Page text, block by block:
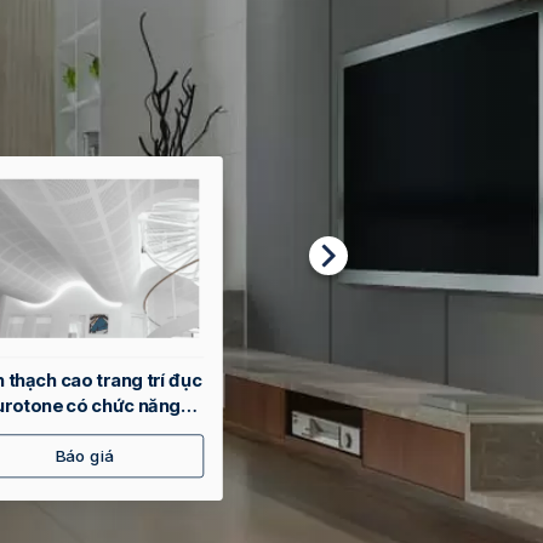
thạch cao trang trí đục
có chức năng
Báo giá
Trần thạch cao chìm cao
cấp